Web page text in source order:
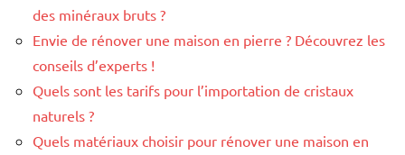
des minéraux bruts ?
Envie de rénover une maison en pierre ? Découvrez les
conseils d’experts !
Quels sont les tarifs pour l’importation de cristaux
naturels ?
Quels matériaux choisir pour rénover une maison en